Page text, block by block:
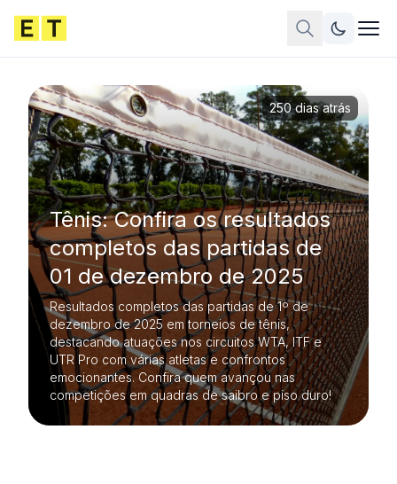
Tênis: Confira os resultados
completos das partidas de
01 de dezembro de 2025
Resultados completos das partidas de 1º de
dezembro de 2025 em torneios de tênis,
destacando atuações nos circuitos WTA, ITF e
UTR Pro com várias atletas e confrontos
emocionantes. Confira quem avançou nas
competições em quadras de saibro e piso duro!
250 dias atrás